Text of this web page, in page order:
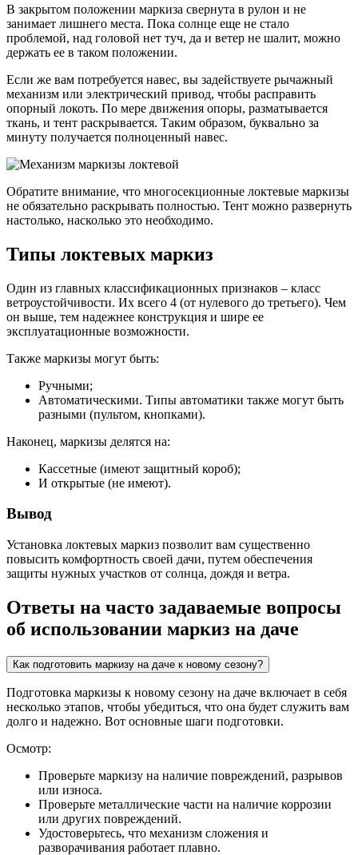
В закрытом положении маркиза свернута в рулон и не
занимает лишнего места. Пока солнце еще не стало
проблемой, над головой нет туч, да и ветер не шалит, можно
держать ее в таком положении.
Если же вам потребуется навес, вы задействуете рычажный
механизм или электрический привод, чтобы расправить
опорный локоть. По мере движения опоры, разматывается
ткань, и тент раскрывается. Таким образом, буквально за
минуту получается полноценный навес.
Обратите внимание, что многосекционные локтевые маркизы
не обязательно раскрывать полностью. Тент можно развернуть
настолько, насколько это необходимо.
Типы локтевых маркиз
Один из главных классификационных признаков – класс
ветроустойчивости. Их всего 4 (от нулевого до третьего). Чем
он выше, тем надежнее конструкция и шире ее
эксплуатационные возможности.
Также маркизы могут быть:
Ручными;
Автоматическими. Типы автоматики также могут быть
разными (пультом, кнопками).
Наконец, маркизы делятся на:
Кассетные (имеют защитный короб);
И открытые (не имеют).
Вывод
Установка локтевых маркиз позволит вам существенно
повысить комфортность своей дачи, путем обеспечения
защиты нужных участков от солнца, дождя и ветра.
Ответы на часто задаваемые вопросы
об использовании маркиз на даче
Как подготовить маркизу на даче к новому сезону?
Подготовка маркизы к новому сезону на даче включает в себя
несколько этапов, чтобы убедиться, что она будет служить вам
долго и надежно. Вот основные шаги подготовки.
Осмотр:
Проверьте маркизу на наличие повреждений, разрывов
или износа.
Проверьте металлические части на наличие коррозии
или других повреждений.
Удостоверьтесь, что механизм сложения и
разворачивания работает плавно.